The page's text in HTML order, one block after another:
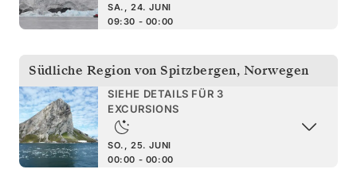
SA., 24. JUNI
09:30 - 00:00
Südliche Region von Spitzbergen, Norwegen
SIEHE DETAILS FÜR 3
EXCURSIONS
SO., 25. JUNI
00:00 - 00:00